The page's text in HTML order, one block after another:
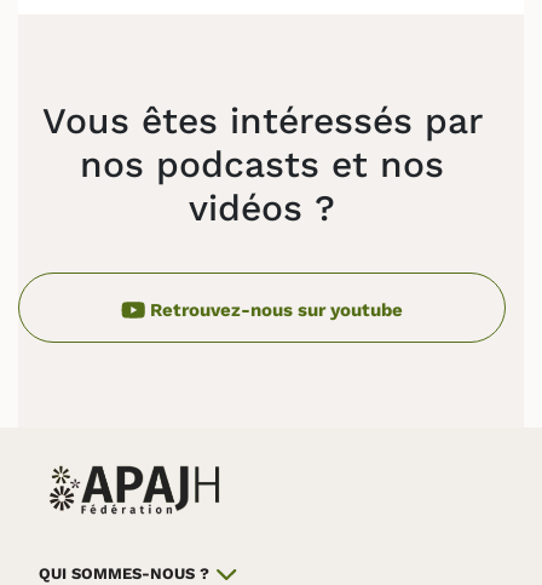
Vous êtes intéressés par
nos podcasts et nos
vidéos ?
Retrouvez-nous sur youtube
QUI SOMMES-NOUS ?